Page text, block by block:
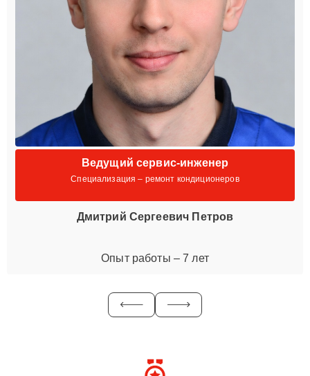
Ведущий сервис-инженер
Специализация – ремонт кондиционеров
Дмитрий Сергеевич Петров
Опыт работы – 7 лет